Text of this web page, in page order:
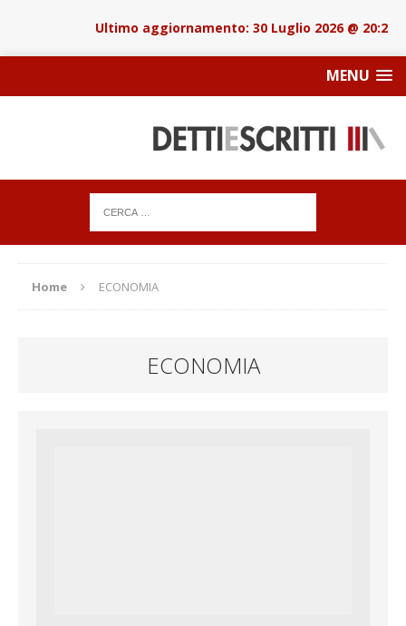
30 Luglio 2026 @ 20:22
MENU
Home ECONOMIA
ECONOMIA